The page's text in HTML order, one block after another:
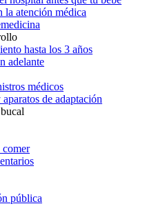
la atención médica
hasta los 3 años
adelante
médicos
de adaptación
comer
pública